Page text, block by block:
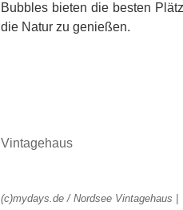
Bubbles bieten die besten
die Natur zu genießen.
Vintagehaus
(c)mydays.de / Nordsee Vintagehaus |